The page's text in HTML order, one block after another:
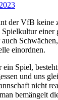
der VfB keine
einer
auch
einordnen.
Spiel,
und uns
nicht
bemängelt